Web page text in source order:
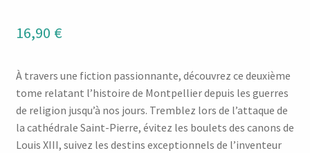
16,90 €
À travers une fiction passionnante, découvrez ce deuxième
tome relatant l’histoire de Montpellier depuis les guerres
de religion jusqu’à nos jours. Tremblez lors de l’attaque de
la cathédrale Saint-Pierre, évitez les boulets des canons de
Louis XIII, suivez les destins exceptionnels de l’inventeur